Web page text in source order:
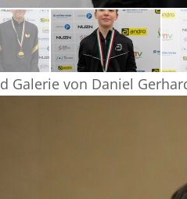
Galerie von Daniel